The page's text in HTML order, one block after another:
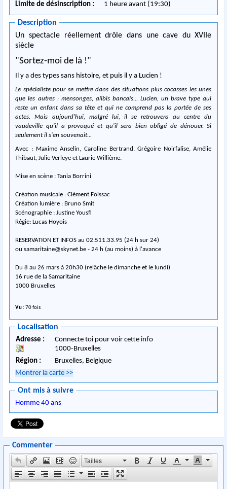
Limite de désinscription :
1 heure avant (19:30)
Description
Un spectacle réellement drôle dans une cave du XVIIe
siècle
"Sortez-moi de là !"
Il y a des types sans histoire, et puis il y a Lucien !
Le spécialiste pour se mettre dans des situations plus cocasses les unes
que les autres : mensonges, alibis bancals... Lucien, un brave type qui
reste un enfant dans sa tête et qui ne comprend pas la portée de ses
actes. Mais aujourd'hui, malgré lui, il se retrouvera au centre du
vaudeville qu'il a provoqué et qu'il sera bien obligé de dénouer. Si
seulement il s'en souvenait...
Avec : Maxime Anselin, Caroline Bertrand, Grégoire Noirfalise, Amélie
Thibaut, Julie Verleye et Laurie Willième.
Mise en scène : Tania Borrini
Création musicale : Clément Foissac
Création lumière : Bruno Smit
Scénographie : Justine Yousfi
Régie: Lucas Hoyois
RESERVATION ET INFOS au 02.511.33.95 (24 h sur 24)
ousamaritaine@skynet.be - 24 h (au moins) à l'avance
Du 8 au 26 mars à 20h30 (relâche le dimanche et le lundi)
16 rue de la Samaritaine
1000 Bruxelles
Vu : 70 fois
Localisation
Adresse :
Connecte toi pour voir cette info
1000-Bruxelles
Région :
Bruxelles, Belgique
Montrer la carte >>
Ont mis à suivre
Homme 40 ans
Commenter
Tailles